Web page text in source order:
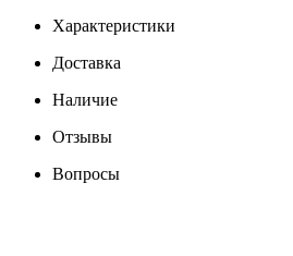
Характеристики
Доставка
Наличие
Отзывы
Вопросы